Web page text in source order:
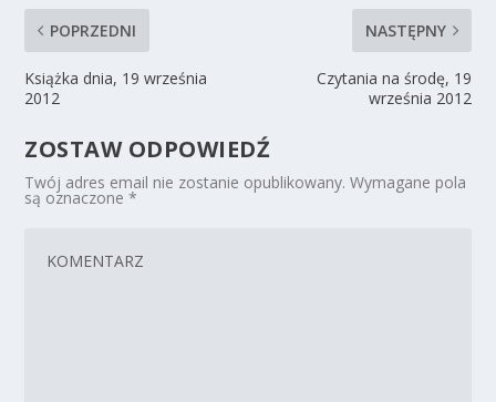
POPRZEDNI
Książka dnia, 19 września
2012
NASTĘPNY
Czytania na środę, 19
września 2012
ZOSTAW ODPOWIEDŹ
Twój adres email nie zostanie opublikowany. Wymagane pola
są oznaczone*